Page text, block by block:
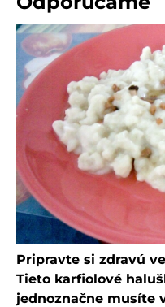
Pripravte si zdravú
Tieto karfiolové
jednoznačne musíte